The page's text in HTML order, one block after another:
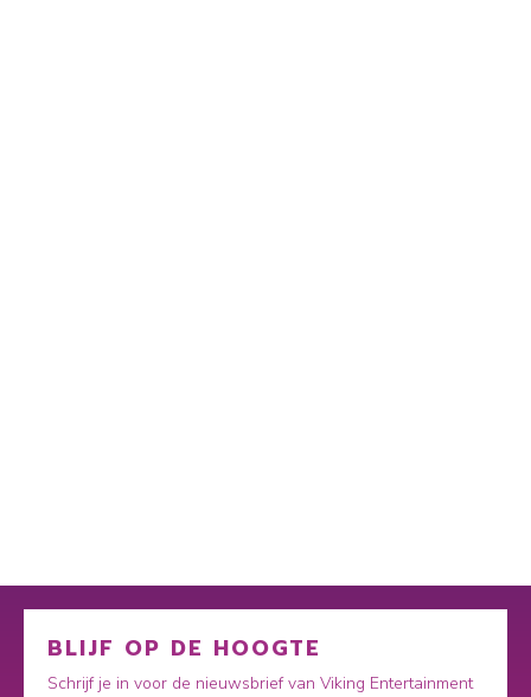
BLIJF OP DE HOOGTE
Schrijf je in voor de nieuwsbrief van Viking Entertainment